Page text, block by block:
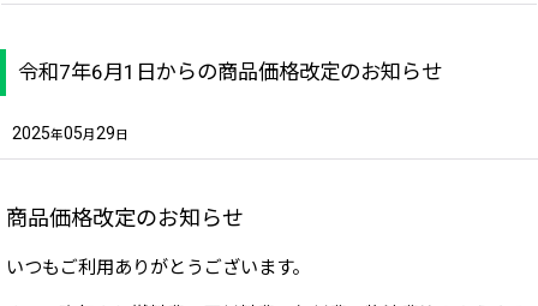
令和7年6月1日からの商品価格改定のお知らせ
2025年05月29日
商品価格改定のお知らせ
いつもご利用ありがとうございます。